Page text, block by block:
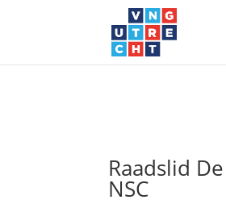
Raadslid
NSC